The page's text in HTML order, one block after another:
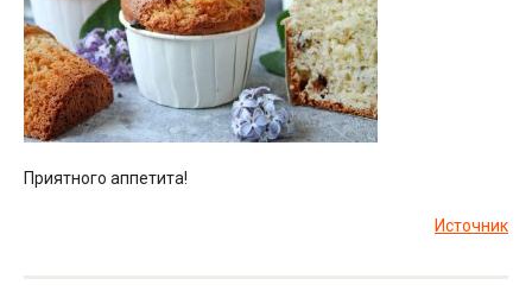
Приятного аппетита!
Источник